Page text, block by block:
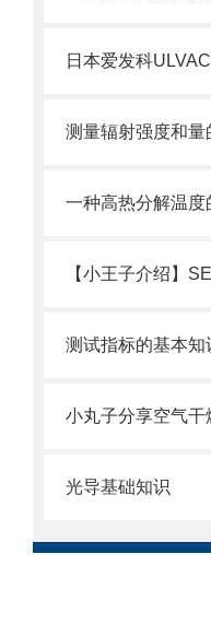
测量辐射强度和
测试指标的基本知
小丸子分享空气干
光导基础知识